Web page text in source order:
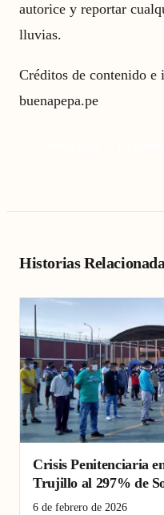
autorice y reportar
lluvias.
Créditos de contenido e
buenapepa.pe
Historias
Crisis Penitenciaria
Trujillo al 297% de
6 de febrero de 2026